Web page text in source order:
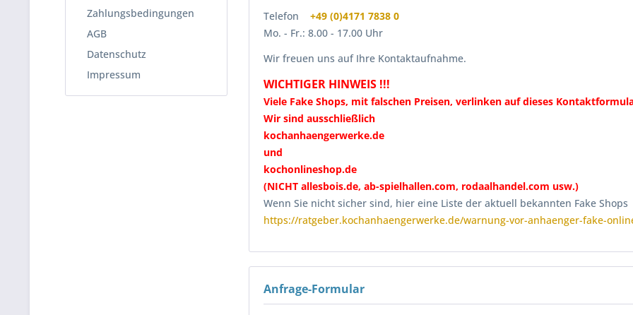
Zahlungsbedingungen
AGB
Datenschutz
Impressum
Telefon +49 (0)4171 7838 0
Mo. - Fr.: 8.00 - 17.00 Uhr
Wir freuen uns auf Ihre Kontaktaufnahme.
WICHTIGER HINWEIS !!!
Viele Fake Shops, mit falschen Preisen, verlinken auf dieses
Wir sind ausschließlich
kochanhaengerwerke.de
und
kochonlineshop.de
(NICHT allesbois.de, ab-spielhallen.com, rodaalhandel.com usw.)
Wenn Sie nicht sicher sind, hier eine Liste der aktuell bekannten Fake Shops
https://ratgeber.kochanhaengerwerke.de/warnung-vor-anhaenger-fake-
Anfrage-Formular